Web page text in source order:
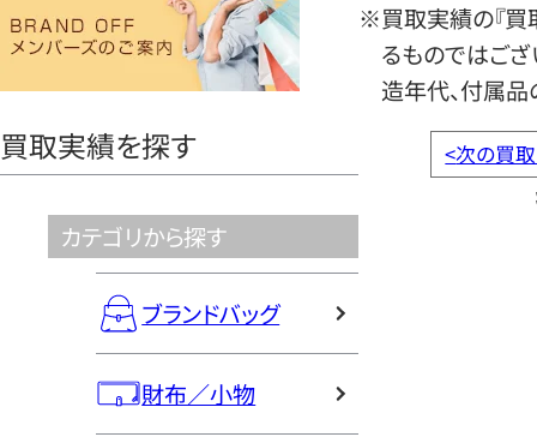
ヤ
買取実績を探す
カテゴリから探す
ブランドバッグ
財布／小物
※買取実績の『買
るものではござ
造年代、付属品
<次の買